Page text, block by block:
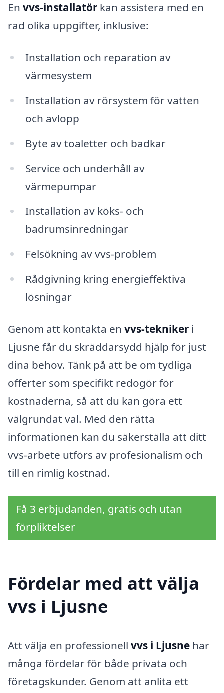
En vvs-installatör kan assistera med en
rad olika uppgifter, inklusive:
Installation och reparation av
värmesystem
Installation av rörsystem för vatten
och avlopp
Byte av toaletter och badkar
Service och underhåll av
värmepumpar
Installation av köks- och
badrumsinredningar
Felsökning av vvs-problem
Rådgivning kring energieffektiva
lösningar
Genom att kontakta en vvs-tekniker i
Ljusne får du skräddarsydd hjälp för just
dina behov. Tänk på att be om tydliga
offerter som specifikt redogör för
kostnaderna, så att du kan göra ett
välgrundat val. Med den rätta
informationen kan du säkerställa att ditt
vvs-arbete utförs av profesionalism och
till en rimlig kostnad.
Få 3 erbjudanden, gratis och utan
förpliktelser
Fördelar med att välja
vvs i Ljusne
Att välja en professionell vvs i Ljusne har
många fördelar för både privata och
företagskunder. Genom att anlita ett